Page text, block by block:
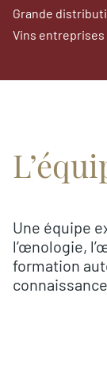
Grande
Vins
Une équipe
l’œnologie,
formation